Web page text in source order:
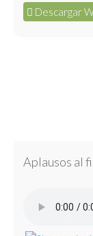
Descargar
Aplausos al